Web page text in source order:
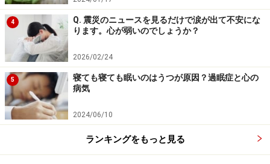
4
Q. 震災のニュースを見るだけで涙が出て不安にな
ります。心が弱いのでしょうか？
2026/02/24
5
寝ても寝ても眠いのはうつが原因？過眠症と心の
病気
2024/06/10
ランキングをもっと見る